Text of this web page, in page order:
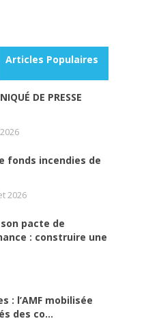
Articles Populaires
DE PRESSE
fonds incendies de
2026
pacte de
: construire une
: l’AMF mobilisée
des co...